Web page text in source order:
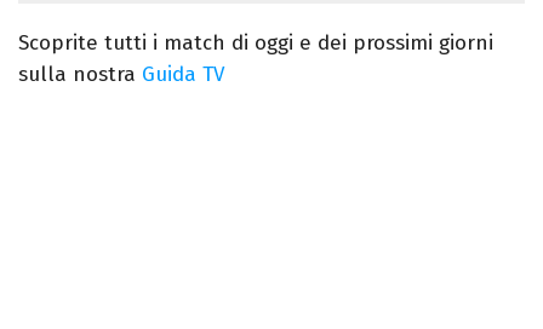
Scoprite tutti i match di oggi e dei prossimi giorni
sulla nostra Guida TV